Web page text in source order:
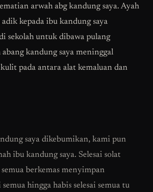
arwah abg kandung saya. Ayah
kepada ibu kandung saya
sekolah untuk dibawa pulang
kandung saya meninggal
pada antara alat kemaluan dan
saya dikebumikan, kami pun
ibu kandung saya. Selesai solat
berkemas menyimpan
hingga habis selesai semua tu